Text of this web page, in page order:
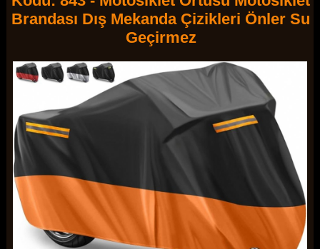
Brandası Dış Mekanda Çizikleri Önler Su
Geçirmez